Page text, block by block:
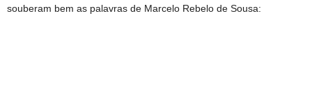
souberam bem as palavras de Marcelo Rebelo de Sousa: